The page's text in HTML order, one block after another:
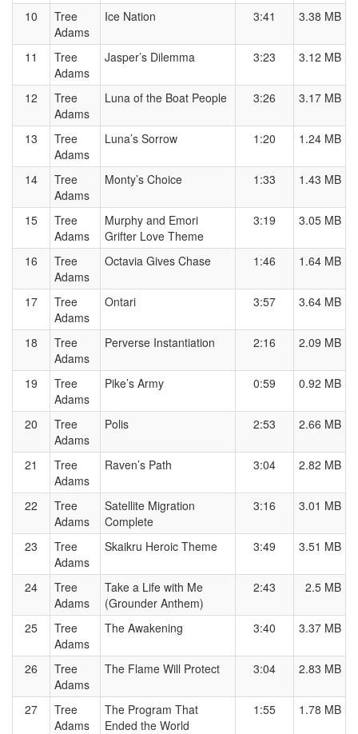
10
Tree
Adams
Ice Nation 3:41 3.38 MB
11
Tree
Adams
Jasper’s Dilemma 3:23 3.12 MB
12
Tree
Adams
Luna of the Boat People 3:26 3.17 MB
13
Tree
Adams
Luna’s Sorrow 1:20 1.24 MB
14
Tree
Adams
Monty’s Choice 1:33 1.43 MB
15
Tree
Adams
Murphy and Emori
Grifter Love Theme
3:19 3.05 MB
16
Tree
Adams
Octavia Gives Chase 1:46 1.64 MB
17
Tree
Adams
Ontari 3:57 3.64 MB
18
Tree
Adams
Perverse Instantiation 2:16 2.09 MB
19
Tree
Adams
Pike’s Army 0:59 0.92 MB
20
Tree
Adams
Polis 2:53 2.66 MB
21
Tree
Adams
Raven’s Path 3:04 2.82 MB
22
Tree
Adams
Satellite Migration
Complete
3:16 3.01 MB
23
Tree
Adams
Skaikru Heroic Theme 3:49 3.51 MB
24
Tree
Adams
Take a Life with Me
(Grounder Anthem)
2:43 2.5 MB
25
Tree
Adams
The Awakening 3:40 3.37 MB
26
Tree
Adams
The Flame Will Protect 3:04 2.83 MB
27
Tree
Adams
The Program That
Ended the World
1:55 1.78 MB